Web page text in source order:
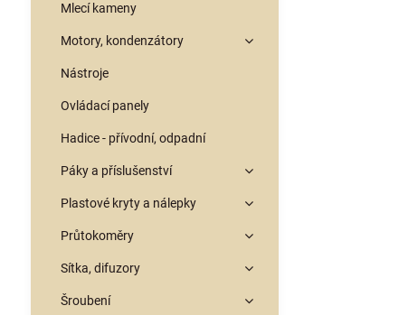
Mlecí kameny
Motory, kondenzátory
Nástroje
Ovládací panely
Hadice - přívodní, odpadní
Páky a příslušenství
Plastové kryty a nálepky
Průtokoměry
Sítka, difuzory
Šroubení